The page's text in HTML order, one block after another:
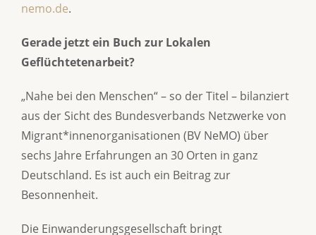
nemo.de.
Gerade jetzt ein Buch zur Lokalen
Geflüchtetenarbeit?
„Nahe bei den Menschen“ – so der Titel – bilanziert
aus der Sicht des Bundesverbands Netzwerke von
Migrant*innenorganisationen (BV NeMO) über
sechs Jahre Erfahrungen an 30 Orten in ganz
Deutschland. Es ist auch ein Beitrag zur
Besonnenheit.
Die Einwanderungsgesellschaft bringt